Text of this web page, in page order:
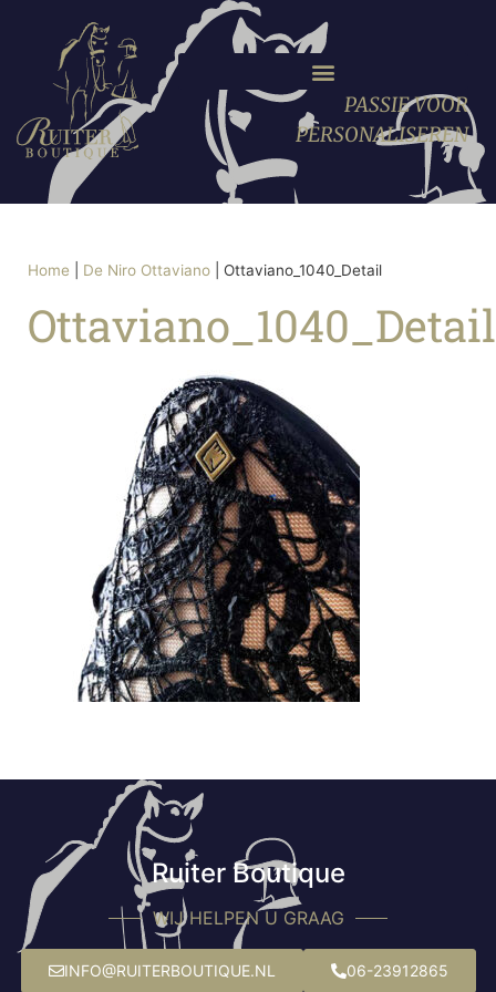
PASSIE VOOR
PERSONALISEREN
Home De Niro Ottaviano Ottaviano_1040_Detail
Ottaviano_1040_Detail
Ruiter Boutique
WIJ HELPEN U GRAAG
INFO@RUITERBOUTIQUE.NL 06-23912865